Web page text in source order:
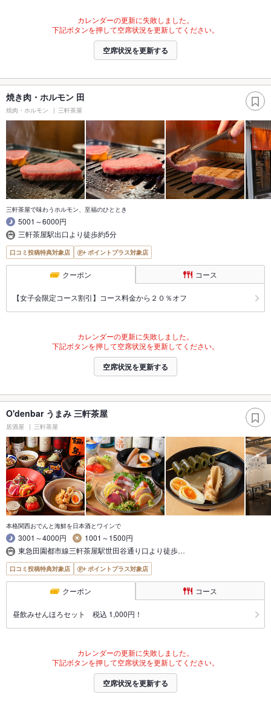
カレンダーの更新に失敗しました。
下記ボタンを押して空席状況を更新してください。
空席状況を更新する
焼き肉・ホルモン 田
焼肉・ホルモン 三軒茶屋
三軒茶屋で味わうホルモン、至福のひととき
5001～6000円
三軒茶屋駅出口より徒歩約5分
口コミ投稿特典対象店 ポイントプラス対象店
クーポン コース
【女子会限定コース割引】コース料金から２０％オフ
カレンダーの更新に失敗しました。
下記ボタンを押して空席状況を更新してください。
空席状況を更新する
O'denbar うまみ 三軒茶屋
居酒屋 三軒茶屋
本格関西おでんと海鮮を日本酒とワインで
3001～4000円
1001～1500円
東急田園都市線三軒茶屋駅世田谷通り口より徒歩…
口コミ投稿特典対象店 ポイントプラス対象店
クーポン コース
昼飲みせんほろセット 税込 1,000円！
カレンダーの更新に失敗しました。
下記ボタンを押して空席状況を更新してください。
空席状況を更新する